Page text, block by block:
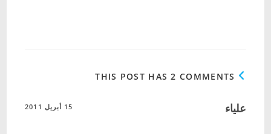
THIS POST HAS 2 COMMENTS
علياء 15 أبريل 2011